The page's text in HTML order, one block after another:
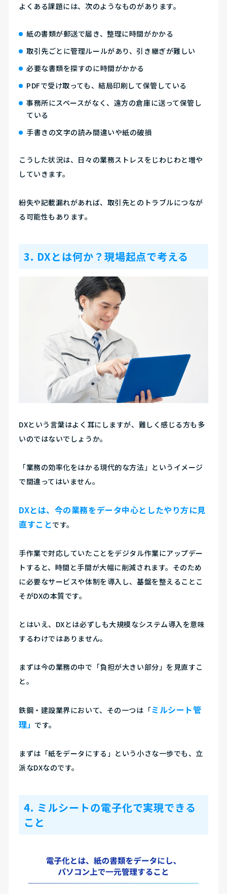
よくある課題には、次のようなものがあります。
紙の書類が郵送で届き、整理に時間がかかる
取引先ごとに管理ルールがあり、引き継ぎが難しい
必要な書類を探すのに時間がかかる
PDFで受け取っても、結局印刷して保管している
事務所にスペースがなく、遠方の倉庫に送って保管し
ている
手書きの文字の読み間違いや紙の破損
こうした状況は、日々の業務ストレスをじわじわと増や
していきます。
紛失や記載漏れがあれば、取引先とのトラブルにつなが
る可能性もあります。
3. DXとは何か？現場起点で考える
DXという言葉はよく耳にしますが、難しく感じる方も多
いのではないでしょうか。
「業務の効率化をはかる現代的な方法」というイメージ
で間違ってはいません。
DXとは、今の業務をデータ中心としたやり方に見
直すことです。
手作業で対応していたことをデジタル作業にアップデー
トすると、時間と手間が大幅に削減されます。そのため
に必要なサービスや体制を導入し、基盤を整えることこ
そがDXの本質です。
とはいえ、DXとは必ずしも大規模なシステム導入を意味
するわけではありません。
まずは今の業務の中で「負担が大きい部分」を見直すこ
と。
鉄鋼・建設業界において、その一つは「ミルシート管
理」 です。
まずは「紙をデータにする」という小さな一歩でも、立
派なDXなのです。
4. ミルシートの電子化で実現できる
こと